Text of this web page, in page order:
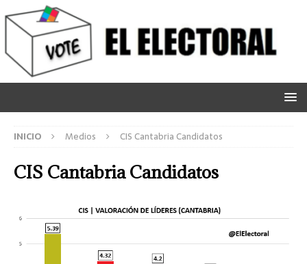
INICIO Medios CIS Cantabria Candidatos
CIS Cantabria Candidatos